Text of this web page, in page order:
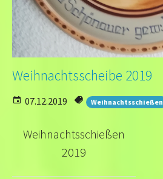
Weihnachtsscheibe 2019
07.12.2019 Weihnachtsschießen
Weihnachtsschießen
2019